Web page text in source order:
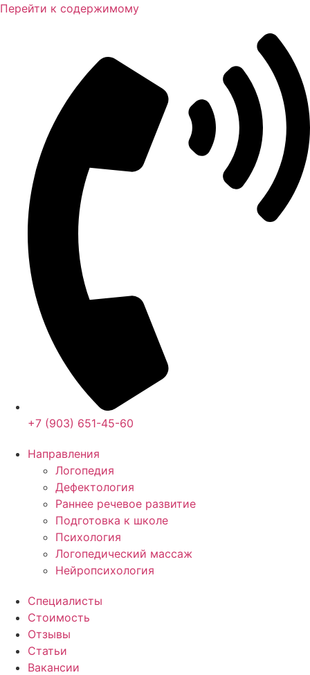
Перейти к содержимому
+7 (903) 651-45-60
Направления
Логопедия
Дефектология
Раннее речевое развитие
Подготовка к школе
Психология
Логопедический массаж
Нейропсихология
Специалисты
Стоимость
Отзывы
Статьи
Вакансии